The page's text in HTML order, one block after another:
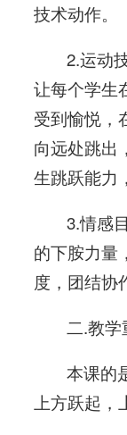
技术动作。
2.运动
让每个学生
受到愉悦，
向远处跳出
生跳跃能力
3.情感
的下胺力量
度，团结协
二.教学
本课的
上方跃起，